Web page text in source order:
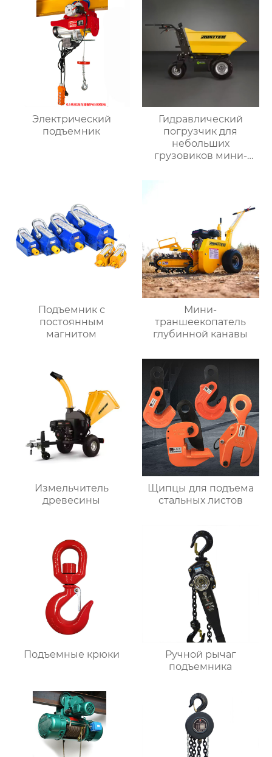
Электрический
подъемник
Гидравлический
погрузчик для
небольших
грузовиков мини-
Подъемник с
постоянным
магнитом
Мини-
траншеекопатель
глубинной канавы
Измельчитель
древесины
Щипцы для подъема
стальных листов
Подъемные крюки
Ручной рычаг
подъемника